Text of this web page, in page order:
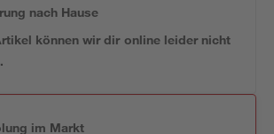
nach Hause
können wir dir online leider nicht
im Markt